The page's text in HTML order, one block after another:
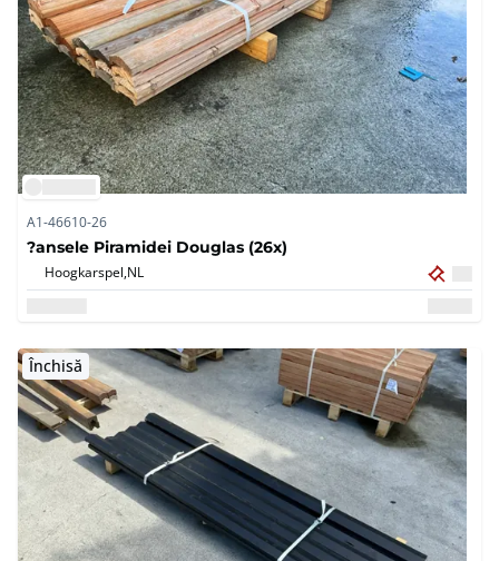
A1-46610-26
?ansele Piramidei Douglas (26x)
Hoogkarspel,NL
Închisă